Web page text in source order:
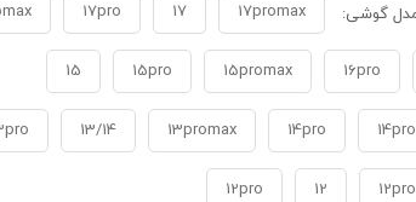
گوشی: 17promax
17
17pro
16pro
15promax
15pro
15
14pro
13promax
13/14
12
12pro